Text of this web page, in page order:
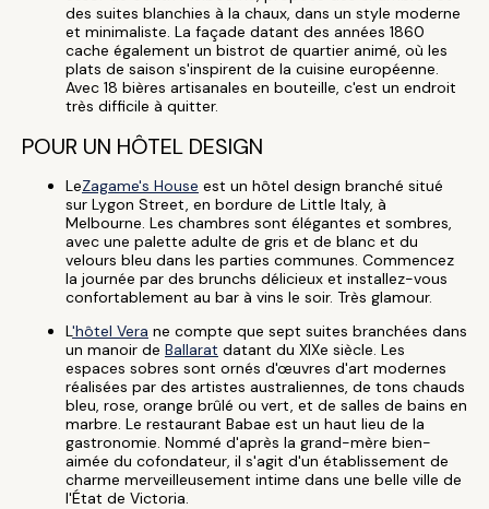
des suites blanchies à la chaux, dans un style moderne
et minimaliste. La façade datant des années 1860
cache également un bistrot de quartier animé, où les
plats de saison s'inspirent de la cuisine européenne.
Avec 18 bières artisanales en bouteille, c'est un endroit
très difficile à quitter.
POUR UN HÔTEL DESIGN
LeZagame's House est un hôtel design branché situé
sur Lygon Street, en bordure de Little Italy, à
Melbourne. Les chambres sont élégantes et sombres,
avec une palette adulte de gris et de blanc et du
velours bleu dans les parties communes. Commencez
la journée par des brunchs délicieux et installez-vous
confortablement au bar à vins le soir. Très glamour.
L'hôtel Vera ne compte que sept suites branchées dans
un manoir de Ballarat datant du XIXe siècle. Les
espaces sobres sont ornés d'œuvres d'art modernes
réalisées par des artistes australiennes, de tons chauds
bleu, rose, orange brûlé ou vert, et de salles de bains en
marbre. Le restaurant Babae est un haut lieu de la
gastronomie. Nommé d'après la grand-mère bien-
aimée du cofondateur, il s'agit d'un établissement de
charme merveilleusement intime dans une belle ville de
l'État de Victoria.